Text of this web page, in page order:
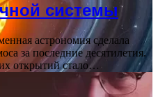
системы
астрономия сделала
за последние десятилетия.
открытий стало…